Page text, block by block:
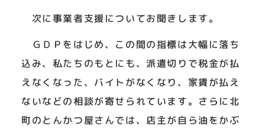
次に事業者支援についてお聞きします。
ＧＤＰをはじめ、この間の指標は大幅に落ち
込み、私たちのもとにも、派遣切りで税金が払
えなくなった、バイトがなくなり、家賃が払え
ないなどの相談が寄せられています。さらに北
町のとんかつ屋さんでは、店主が自ら油をかぶ